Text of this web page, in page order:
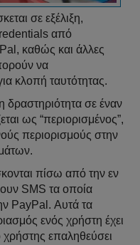
σε εξέλιξη,
από
καθώς και άλλες
να
κλοπή ταυτότητας.
δραστηριότητα σε έναν
ως “περιορισμένος”,
περιορισμούς στην
πίσω από την εν
SMS τα οποία
PayPal. Αυτά τα
ενός χρήστη έχει
χρήστης επαληθεύσει